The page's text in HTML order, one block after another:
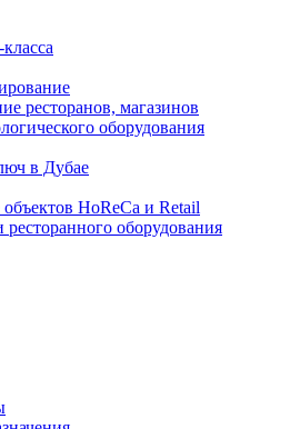
ресторанов, магазинов
оборудования
в Дубае
HoReCa и Retail
оборудования